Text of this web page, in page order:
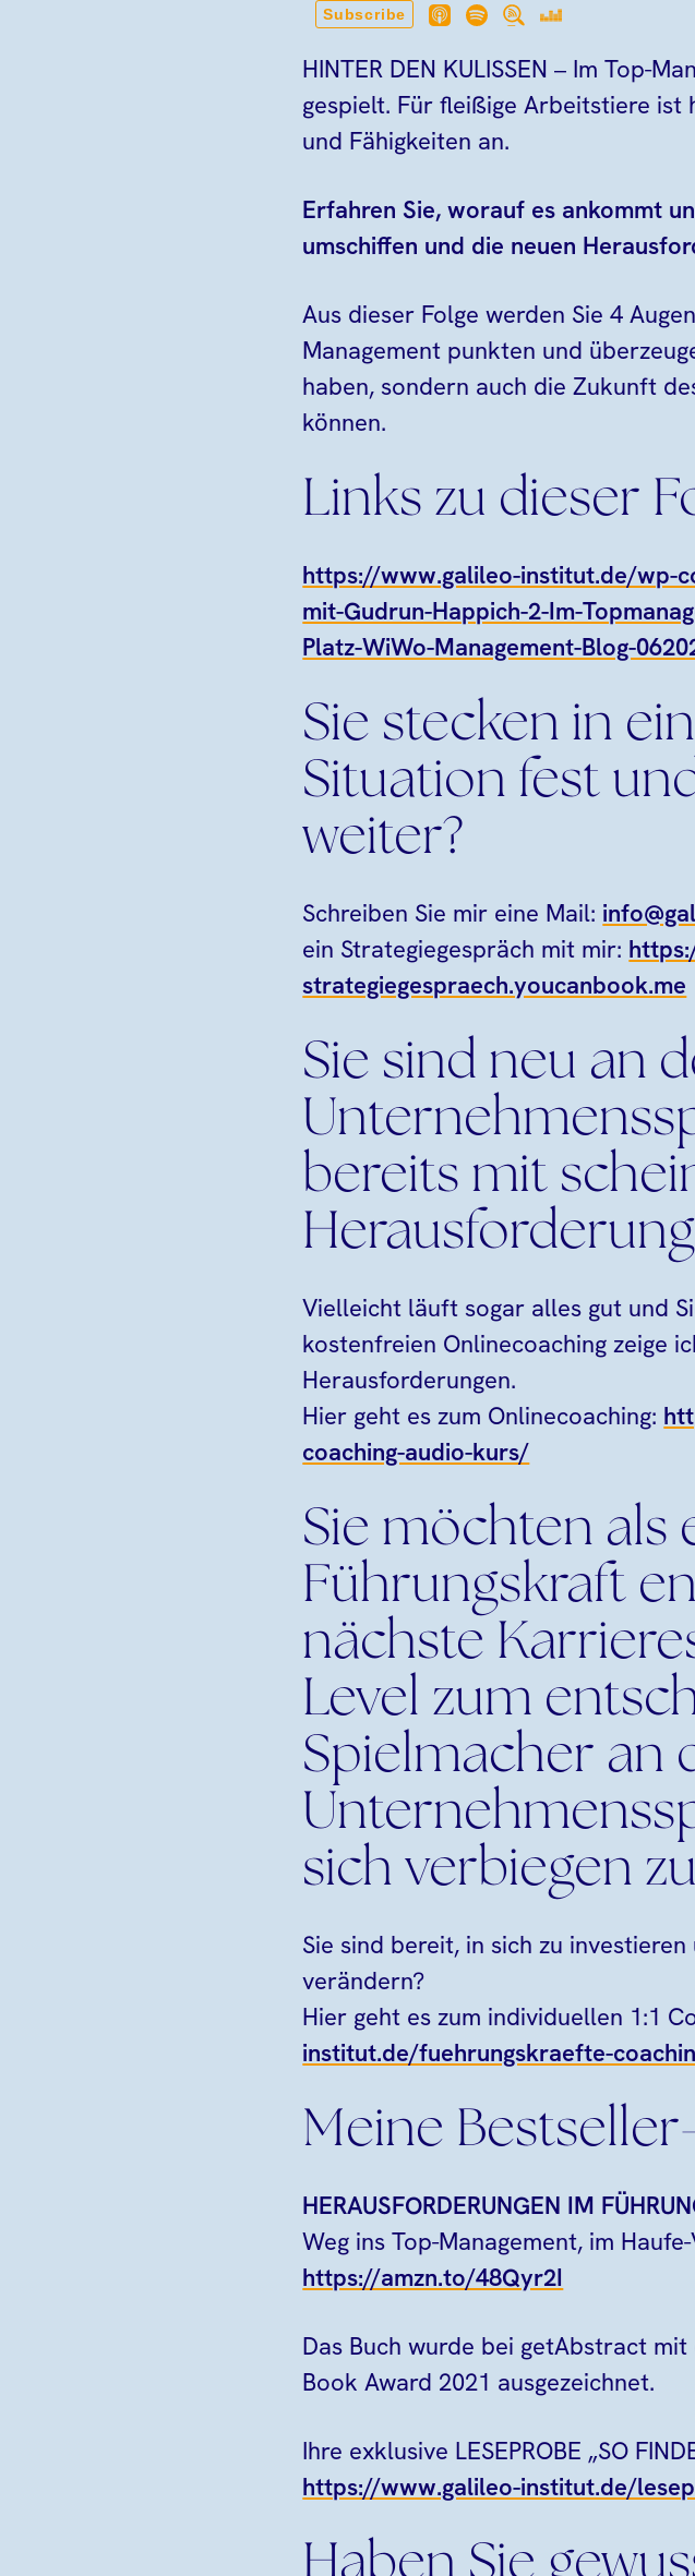
HINTER DEN KULISSEN – Im Top-
gespielt. Für fleißige Arbeitstiere ist
und Fähigkeiten an.
Erfahren Sie, worauf es ankommt
umschiffen und die neuen
Aus dieser Folge werden Sie 4
Management punkten und
haben, sondern auch die Zukunft
können.
Links zu dieser
https://www.galileo-institut.de/wp-
mit-Gudrun-Happich-2-Im-
Platz-WiWo-Management-Blog-
Sie stecken in
Situation fest
weiter?
Schreiben Sie mir eine Mail:
ein Strategiegespräch mit mir:
strategiegespraech.youcanbook.me
Sie sind neu an
bereits mit
Vielleicht läuft sogar alles gut und
kostenfreien Onlinecoaching zeige
Herausforderungen.
Hier geht es zum Onlinecoaching:
coaching-audio-kurs/
Sie möchten als
Führungskraft
nächste
Level zum
Spielmacher an
sich verbiegen
Sie sind bereit, in sich zu
verändern?
Hier geht es zum individuellen 1:1
institut.de/fuehrungskraefte-
Meine
HERAUSFORDERUNGEN IM
Weg ins Top-Management, im
https://amzn.to/48Qyr2I
Das Buch wurde bei getAbstract
Book Award 2021 ausgezeichnet.
Ihre exklusive LESEPROBE „SO
https://www.galileo-institut.de/